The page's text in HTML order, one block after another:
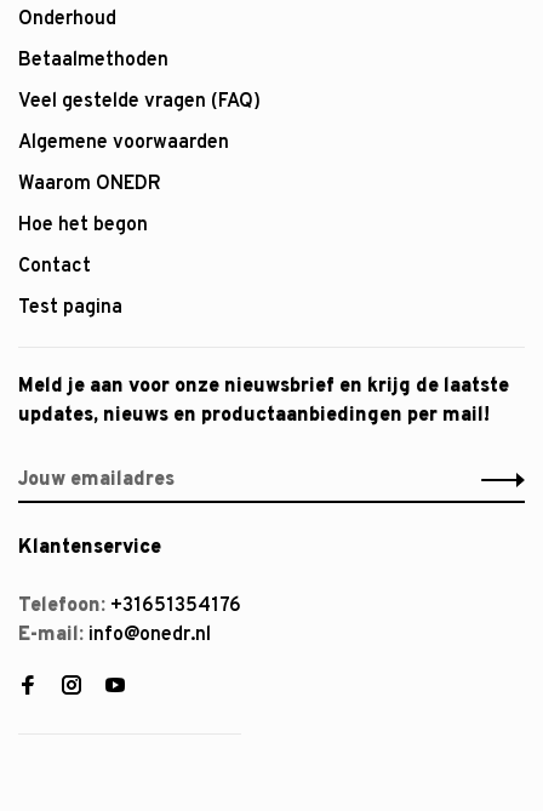
Onderhoud
Betaalmethoden
Veel gestelde vragen (FAQ)
Algemene voorwaarden
Waarom ONEDR
Hoe het begon
Contact
Test pagina
Meld je aan voor onze nieuwsbrief en krijg de laatste
updates, nieuws en productaanbiedingen per mail!
Klantenservice
Telefoon: +31651354176
E-mail: info@onedr.nl